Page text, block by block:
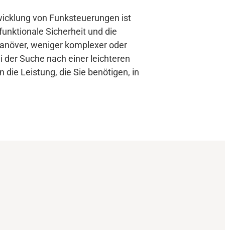
von Funksteuerungen ist
Sicherheit und die
weniger komplexer oder
Suche nach einer leichteren
die Leistung, die Sie benötigen, in